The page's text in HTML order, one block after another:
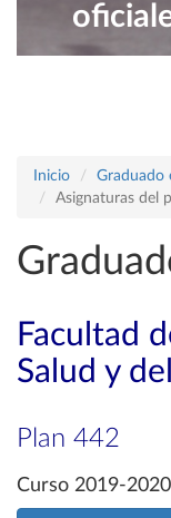
Inicio
Graduado
Asignaturas del
Facultad
Salud y
Plan 442
Curso 2019-2020